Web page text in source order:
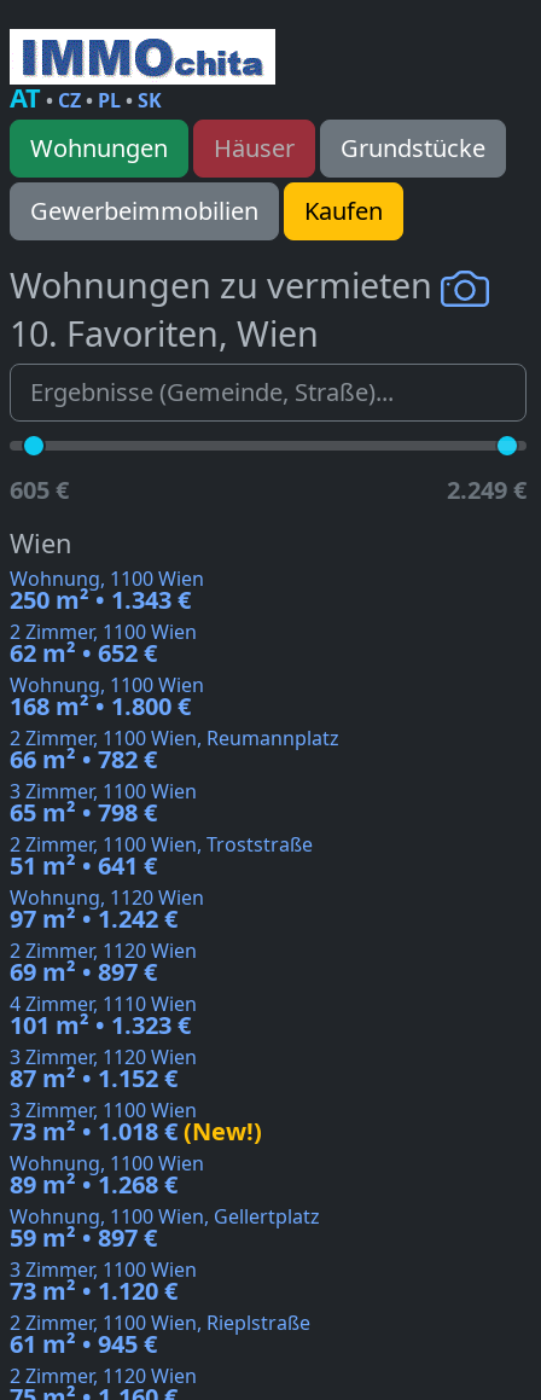
AT• CZ• PL•SK
Wohnungen Häuser
Grundstücke
Gewerbeimmobilien
Kaufen
Wohnungen zu vermieten
10. Favoriten, Wien
605 € 2.249 €
Wien
Wohnung, 1100 Wien
250 m² • 1.343 €
2 Zimmer, 1100 Wien
62 m² • 652 €
Wohnung, 1100 Wien
168 m² • 1.800 €
2 Zimmer, 1100 Wien, Reumannplatz
66 m² • 782 €
3 Zimmer, 1100 Wien
65 m² • 798 €
2 Zimmer, 1100 Wien, Troststraße
51 m² • 641 €
Wohnung, 1120 Wien
97 m² • 1.242 €
2 Zimmer, 1120 Wien
69 m² • 897 €
4 Zimmer, 1110 Wien
101 m² • 1.323 €
3 Zimmer, 1120 Wien
87 m² • 1.152 €
3 Zimmer, 1100 Wien
73 m² • 1.018 €(New!)
Wohnung, 1100 Wien
89 m² • 1.268 €
Wohnung, 1100 Wien, Gellertplatz
59 m² • 897 €
3 Zimmer, 1100 Wien
73 m² • 1.120 €
2 Zimmer, 1100 Wien, Rieplstraße
61 m² • 945 €
2 Zimmer, 1120 Wien